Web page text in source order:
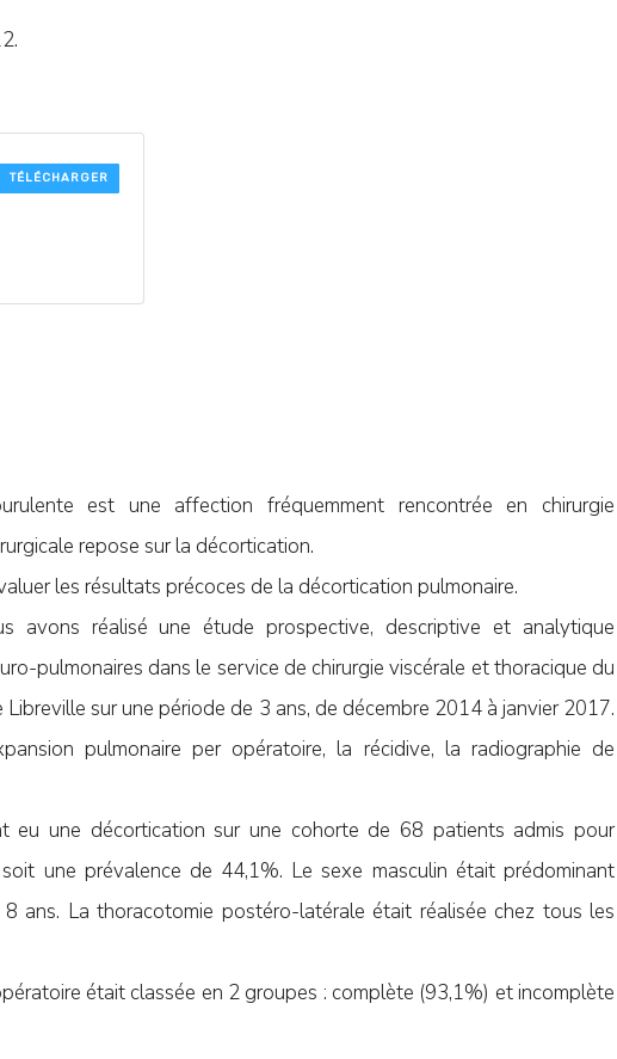
TÉLÉCHARGER
est une affection fréquemment rencontrée en chirurgie
repose sur la décortication.
les résultats précoces de la décortication pulmonaire.
avons réalisé une étude prospective, descriptive et analytique
pulmonaires dans le service de chirurgie viscérale et thoracique du
sur une période de 3 ans, de décembre 2014 à janvier 2017.
pulmonaire per opératoire, la récidive, la radiographie de
une décortication sur une cohorte de 68 patients admis pour
une prévalence de 44,1%. Le sexe masculin était prédominant
ans. La thoracotomie postéro-latérale était réalisée chez tous les
était classée en 2 groupes : complète (93,1%) et incomplète